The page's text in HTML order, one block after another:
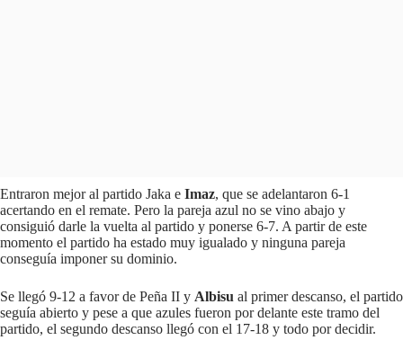
Entraron mejor al partido Jaka e Imaz, que se adelantaron 6-1
acertando en el remate. Pero la pareja azul no se vino abajo y
consiguió darle la vuelta al partido y ponerse 6-7. A partir de este
momento el partido ha estado muy igualado y ninguna pareja
conseguía imponer su dominio.
Se llegó 9-12 a favor de Peña II y Albisu al primer descanso, el partido
seguía abierto y pese a que azules fueron por delante este tramo del
partido, el segundo descanso llegó con el 17-18 y todo por decidir.